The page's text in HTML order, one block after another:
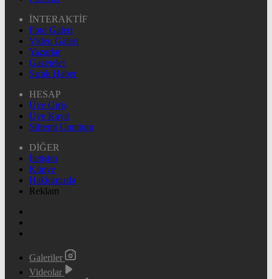
İNTERAKTİF
Foto Galeri
Video Galeri
Yazarlar
Gazeteler
Sıcak Haber
HESAP
Üye Giriş
Üye Kayıt
Şifremi Unuttum
DİĞER
İletişim
Künye
Hakkımızda
Reklam
Galeriler
Videolar